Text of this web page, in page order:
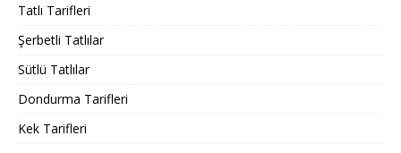
Tatlı Tarifleri
Şerbetli Tatlılar
Sütlü Tatlılar
Dondurma Tarifleri
Kek Tarifleri